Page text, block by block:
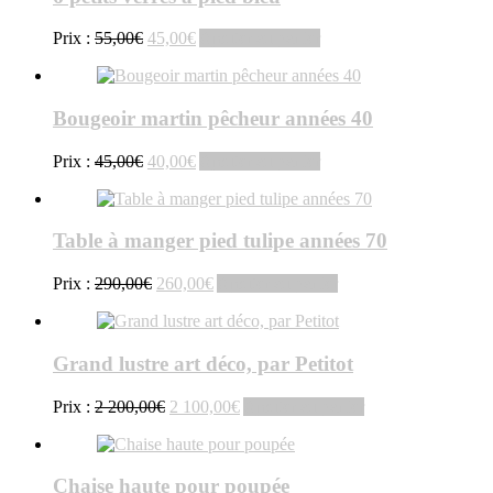
Prix : 55,00€ Le
initial
55,00€.
45,00€Le
actuel
45,00€.
Bougeoir martin pêcheur années 40
Prix : 45,00€ Le
initial
45,00€.
40,00€Le
actuel
40,00€.
Table à manger pied tulipe années 70
Prix : 290,00€ Le
initial
290,00€.
260,00€Le
actuel
260,00€.
Grand lustre art déco, par Petitot
Prix : 2 200,00€ Le
initial
2
2 100,00€Le
actuel
2
Chaise haute pour poupée